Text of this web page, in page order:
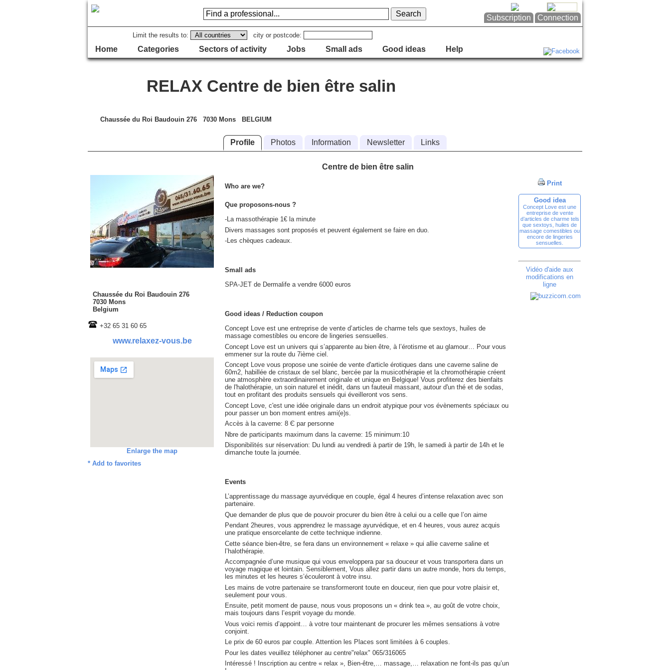
Subscription Connection
Limit the results to: city or postcode:
Home Categories Sectors of activity Jobs Small ads Good ideas Help
RELAX Centre de bien être salin
Chaussée du Roi Baudouin 276 7030 Mons BELGIUM
Profile Photos Information Newsletter Links
Chaussée du Roi Baudouin 276
7030 Mons
Belgium
+32 65 31 60 65
www.relaxez-vous.be
Enlarge the map
* Add to favorites
Print
Good idea
Concept Love est une
entreprise de vente
d’articles de charme tels
que sextoys, huiles de
massage comestibles ou
encore de lingeries
sensuelles.
Vidéo d'aide aux
modifications en
ligne
Centre de bien être salin
Who are we?
Que proposons-nous ?
-La massothérapie 1€ la minute
Divers massages sont proposés et peuvent également se faire en duo.
-Les chèques cadeaux.
Small ads
SPA-JET de Dermalife a vendre 6000 euros
Good ideas / Reduction coupon
Concept Love est une entreprise de vente d’articles de charme tels que sextoys, huiles de
massage comestibles ou encore de lingeries sensuelles.
Concept Love est un univers qui s’apparente au bien être, à l’érotisme et au glamour… Pour vous
emmener sur la route du 7ième ciel.
Concept Love vous propose une soirée de vente d'article érotiques dans une caverne saline de
60m2, habillée de cristaux de sel blanc, bercée par la musicothérapie et la chromothérapie créent
une atmosphère extraordinairement originale et unique en Belgique! Vous profiterez des bienfaits
de l'halothérapie, un soin naturel et inédit, dans un fauteuil massant, autour d'un thé et de sodas,
tout en profitant des produits sensuels qui éveilleront vos sens.
Concept Love, c'est une idée originale dans un endroit atypique pour vos évènements spéciaux ou
pour passer un bon moment entres ami(e)s.
Accès à la caverne: 8 Є par personne
Nbre de participants maximum dans la caverne: 15 minimum:10
Disponibilités sur réservation: Du lundi au vendredi à partir de 19h, le samedi à partir de 14h et le
dimanche toute la journée.
Events
L’apprentissage du massage ayurvédique en couple, égal 4 heures d’intense relaxation avec son
partenaire.
Que demander de plus que de pouvoir procurer du bien être à celui ou a celle que l’on aime
Pendant 2heures, vous apprendrez le massage ayurvédique, et en 4 heures, vous aurez acquis
une pratique ensorcelante de cette technique indienne.
Cette séance bien-être, se fera dans un environnement « relaxe » qui allie caverne saline et
l’halothérapie.
Accompagnée d’une musique qui vous enveloppera par sa douceur et vous transportera dans un
voyage magique et lointain. Sensiblement, Vous allez partir dans un autre monde, hors du temps,
les minutes et les heures s’écouleront à votre insu.
Les mains de votre partenaire se transformeront toute en douceur, rien que pour votre plaisir et,
seulement pour vous.
Ensuite, petit moment de pause, nous vous proposons un « drink tea », au goût de votre choix,
mais toujours dans l’esprit voyage du monde.
Vous voici remis d’appoint… à votre tour maintenant de procurer les mêmes sensations à votre
conjoint.
Le prix de 60 euros par couple. Attention les Places sont limitées à 6 couples.
Pour les dates veuillez téléphoner au centre"relax" 065/316065
Intéressé ! Inscription au centre « relax », Bien-être,… massage,… relaxation ne font-ils pas qu’un